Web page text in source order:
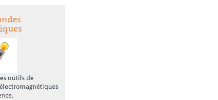
outils de